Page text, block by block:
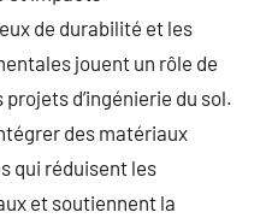
de durabilité et les
jouent un rôle de
d’ingénierie du sol.
des matériaux
qui réduisent les
et soutiennent la